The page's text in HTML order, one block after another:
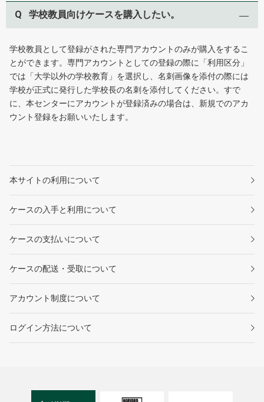
Q 学校教員向けケースを購入したい。
学校教員として登録がされた専門アカウントのみが購入をするこ
とができます。専門アカウントとしての登録の際に「利用区分」
では「大学以外の学校教育」を選択し、名刺画像を添付の際には
学校が正式に発行した学校長の名刺を添付してください。すで
に、本センターにアカウントが登録済みの場合は、新規でのアカ
ウント登録をお願いいたします。
本サイトの利用について
ケースの入手と利用について
ケースの支払いについて
ケースの配送・受取について
アカウント制度について
ログイン方法について